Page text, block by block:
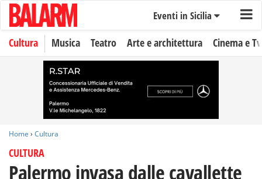
Eventi in Sicilia
Cultura Musica Teatro Arte e architettura Cinema e Tv
Home › Cultura
CULTURA
Palermo invasa dalle cavallette